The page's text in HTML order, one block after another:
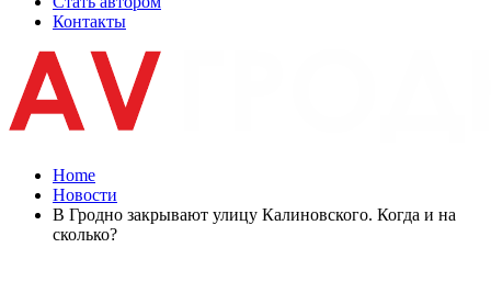
Контакты
Home
Новости
В Гродно закрывают улицу Калиновского. Когда и на
сколько?